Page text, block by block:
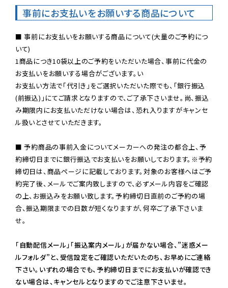
事前にお支払いをお願いする商品について
■ 事前にお支払いをお願いする商品について(大量のご予約につ
いて)
1商品につき10袋以上のご予約をいただいた場合、事前に代金の
お支払いをお願いする場合がございます。い
お支払い方法で「代引き」をご選択いただいた際でも、「銀行振込
(前振込)」にてご請求となりますので、ご了承下さいませ。尚、振込
み期限内にお支払いただけない場合は、恐れ入りますがキャンセ
ル扱いとさせていただきます。
■ 予約商品の事前入金についてメーカーへの発注の都合上、予
約締切日までに銀行振込でお支払いをお願いしております。※予約
締切日は、商品ページに記載しております。対象のお客様へはご予
約完了後、メールでご案内致しますので、必ずメール内容をご確認
の上、お振込みをお願い致します。予約締切日直前のご予約の場
合、振込期限までの日数が短くなりますが、何卒ご了承下さいま
せ。
「自動配信メール」「振込案内メール」が届かない場合、”迷惑メー
ルフォルダ”と、受信設定をご確認いただいたのち、お早めにご連絡
下さい。いずれの場合でも、予約締切日までにお支払いが確認でき
ない場合は、キャンセルとなりますのでご注意下さいませ。